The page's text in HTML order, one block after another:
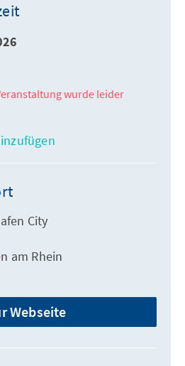
wurde leider
City
am Rhein
Webseite